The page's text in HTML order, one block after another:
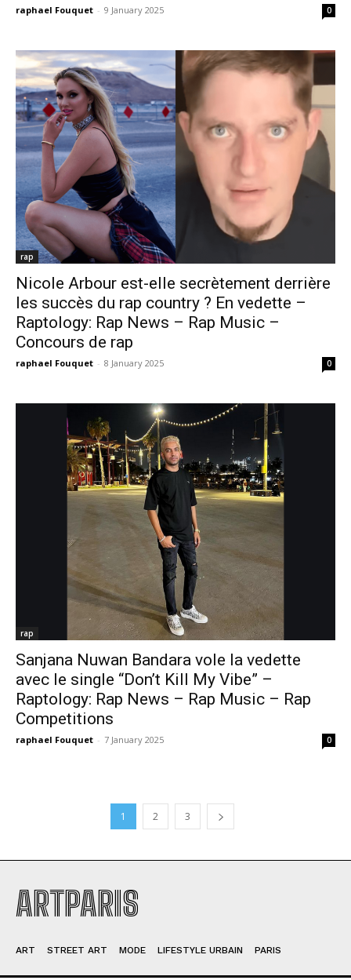
raphael Fouquet - 9 January 2025 0
rap
Nicole Arbour est-elle secrètement derrière
les succès du rap country ? En vedette –
Raptology: Rap News – Rap Music –
Concours de rap
raphael Fouquet - 8 January 2025 0
rap
Sanjana Nuwan Bandara vole la vedette
avec le single “Don’t Kill My Vibe” –
Raptology: Rap News – Rap Music – Rap
Competitions
raphael Fouquet - 7 January 2025 0
1 2 3
ARTPARIS
ART STREET ART MODE LIFESTYLE URBAIN PARIS